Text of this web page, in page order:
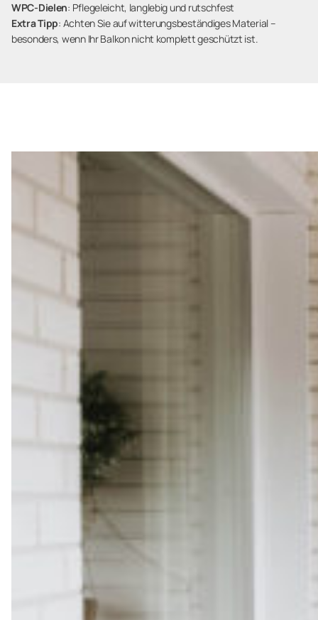
WPC-Dielen: Pflegeleicht, langlebig und rutschfest
Extra Tipp: Achten Sie auf witterungsbeständiges Material –
besonders, wenn Ihr Balkon nicht komplett geschützt ist.